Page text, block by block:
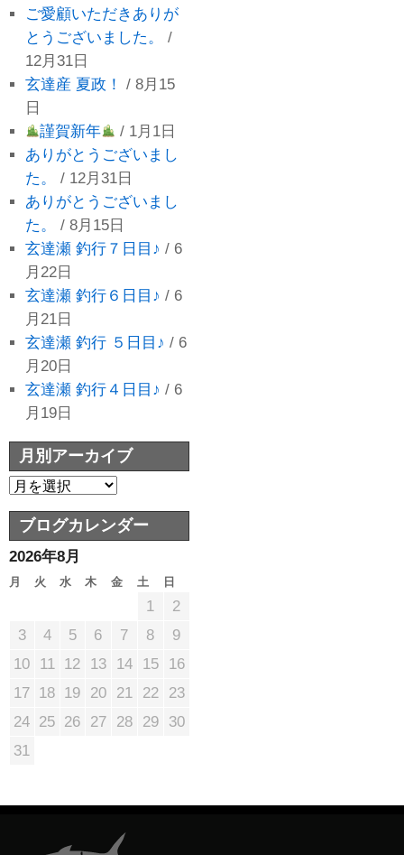
ご愛顧いただきありが
とうございました。
/
12月31日
玄達産 夏政！
/ 8月15
日
謹賀新年
/ 1月1日
ありがとうございまし
た。
/ 12月31日
ありがとうございまし
た。
/ 8月15日
玄達瀬 釣行７日目♪ / 6
月22日
玄達瀬 釣行６日目♪ / 6
月21日
玄達瀬 釣行 ５日目♪ / 6
月20日
玄達瀬 釣行４日目♪ / 6
月19日
月別アーカイブ
ブログカレンダー
2026年8月
月 火 水 木 金 土 日
1
2
3
4 5 6 7 8
9
10
11 12 13 14 15
16
17 18 19 20 21 22
23
24 25 26 27 28 29
30
31